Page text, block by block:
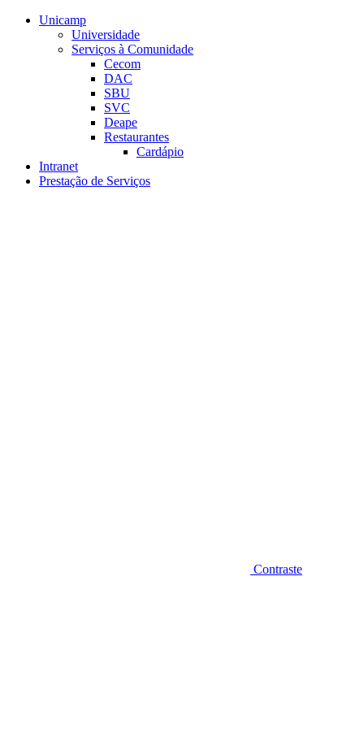
Conteúdo principal
Unicamp
Universidade
Serviços à Comunidade
Cecom
DAC
SBU
SVC
Deape
Restaurantes
Cardápio
Intranet
Prestação de Serviços
Contraste